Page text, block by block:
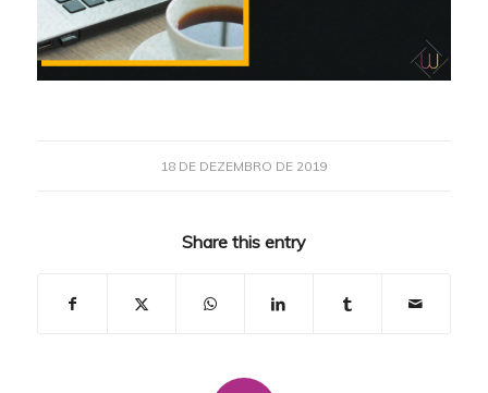
18 DE DEZEMBRO DE 2019
Share this entry